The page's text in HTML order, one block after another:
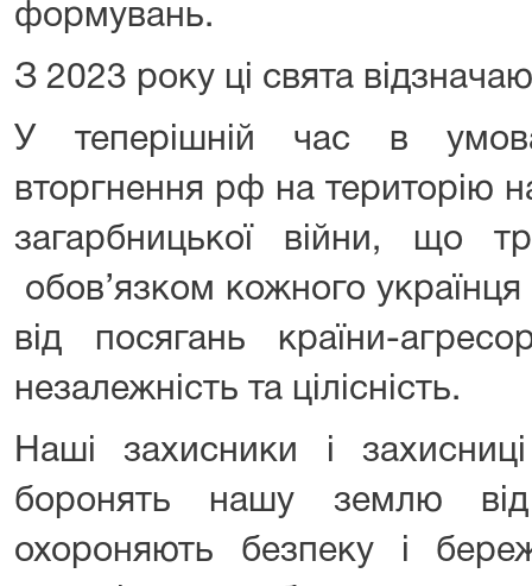
формувань.
З 2023 року ці свята
У теперішній час в
вторгнення рф на територію
загарбницької війни, що
обов’язком кожного українця
від посягань країни-
незалежність та цілісність.
Наші захисники і
боронять нашу землю від
охороняють безпеку і